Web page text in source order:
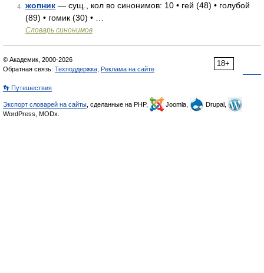
4 жопник — сущ., кол во синонимов: 10 • гей (48) • голубой
(89) • гомик (30) • …
Словарь синонимов
18+
© Академик, 2000-2026
Обратная связь: Техподдержка Реклама на сайте
👣 Путешествия
Экспорт словарей на сайты , сделанные на PHP, Joomla,
Drupal,
WordPress, MODx.